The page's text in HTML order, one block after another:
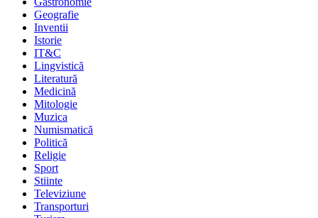
Geografie
Inventii
Istorie
IT&C
Lingvistică
Literatură
Medicină
Mitologie
Muzica
Numismatică
Politică
Religie
Sport
Stiinte
Televiziune
Transporturi